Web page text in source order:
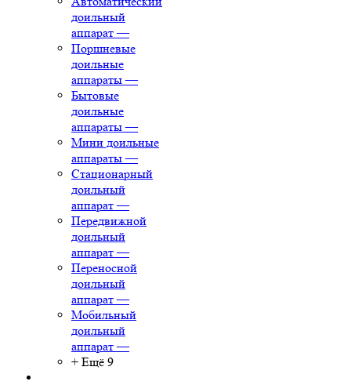
доильный
аппарат —
Поршневые
доильные
аппараты —
Бытовые
доильные
аппараты —
Мини доильные
аппараты —
Стационарный
доильный
аппарат —
Передвижной
доильный
аппарат —
Переносной
доильный
аппарат —
Мобильный
доильный
аппарат —
+ Ещё 9